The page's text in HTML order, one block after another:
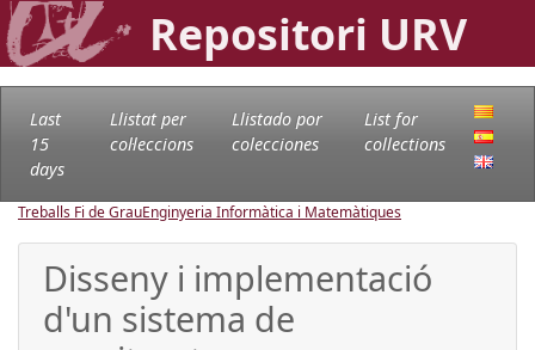
Repositori URV
Last
15
days
Llistat per
col·leccions
Llistado por
colecciones
List for
collections
Treballs Fi de GrauEnginyeria Informàtica i Matemàtiques
Disseny i implementació
d'un sistema de